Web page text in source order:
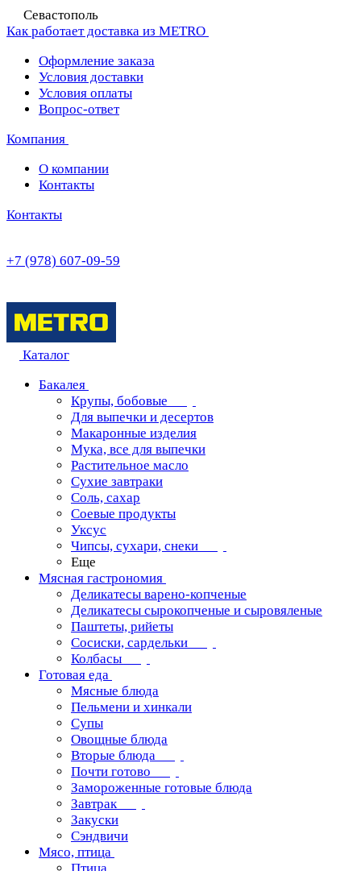
Севастополь
Как работает доставка из METRO
Оформление заказа
Условия доставки
Условия оплаты
Вопрос-ответ
Компания
О компании
Контакты
Контакты
+7 (978) 607-09-59
Каталог
Бакалея
Крупы, бобовые
Для выпечки и десертов
Макаронные изделия
Мука, все для выпечки
Растительное масло
Сухие завтраки
Соль, сахар
Соевые продукты
Уксус
Чипсы, сухари, снеки
Еще
Мясная гастрономия
Деликатесы варено-копченые
Деликатесы сырокопченые и сыровяленые
Паштеты, рийеты
Сосиски, сардельки
Колбасы
Готовая еда
Мясные блюда
Пельмени и хинкали
Супы
Овощные блюда
Вторые блюда
Почти готово
Замороженные готовые блюда
Завтрак
Закуски
Сэндвичи
Мясо, птица